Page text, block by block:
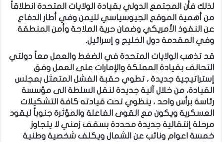
لذلك فأن المجتمع الدولي بقيادة الولايات المتحدة انطلاقاً
من أهمية الموقع الجيوسياسي لليمن وفي أطار الدفاع
عن النفوذ الأمريكي وضمان حرية الملاحة وأمن المنطقة
وفي المقدمة دول الخليج و إسرائيل.
قد تذهب الولايات المتحدة في الضغط والعمل معاً دولتي
التحالف بقيادة المملكة والإمارات على العمل وفق
إستراتيجية جديدة ، تطوي حقبة الفشل المتمثل بمجلس
القيادة، من خلال آلية جديدة لنقل السلطة الى مؤسسة
رئاسة برأس واحد ، ينظوي تحت قيادته كافة التشكيلات
العسكرية ويكون مع القوى الفاعلة والمؤثرة جنوباً ليقود
مرحلة إنتقالية جديدة محددة بسقف زمني لا يتجاوز
خمسة اعوام ونائب عن الشمال ويكلف شخصية وطنية